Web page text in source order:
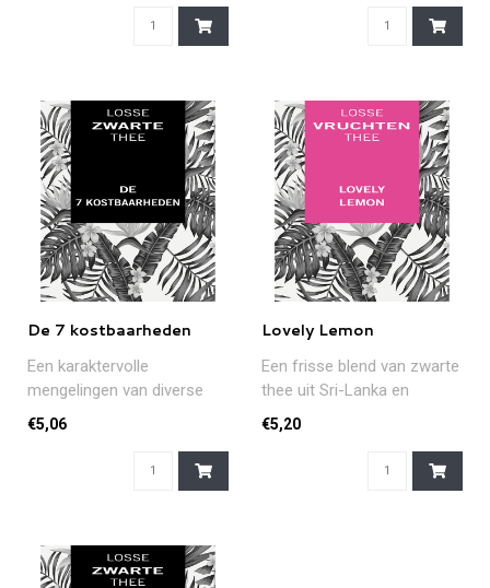
De 7 kostbaarheden
Een karaktervolle
mengelingen van diverse
theeën en 'kostbaarheden'
zoals rozen..
€5,06
Lovely Lemon
Een frisse blend van zwarte
thee uit Sri-Lanka en
stukjes citroenschil...
€5,20